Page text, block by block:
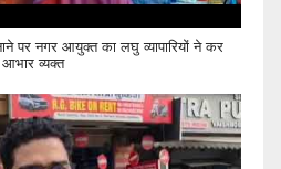
पर नगर आयुक्त का लघु व्यापारियों ने कर
आभार व्यक्त